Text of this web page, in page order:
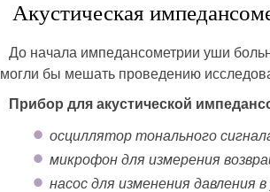
Акустическая
До начала импедансометрии уши
могли бы мешать проведению
Прибор для акустической
осциллятор тонального
микрофон для измерения
насос для изменения давления